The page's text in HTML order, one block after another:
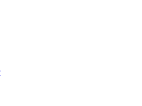
Bolignet